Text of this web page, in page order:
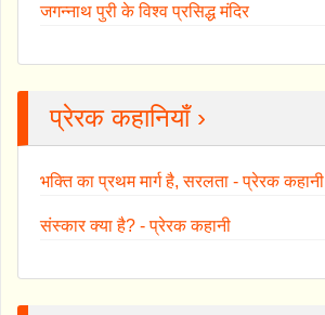
जगन्नाथ पुरी के विश्व प्रसिद्ध मंदिर
प्रेरक कहानियाँ ›
भक्ति का प्रथम मार्ग है, सरलता - प्रेरक कहानी
संस्कार क्या है? - प्रेरक कहानी